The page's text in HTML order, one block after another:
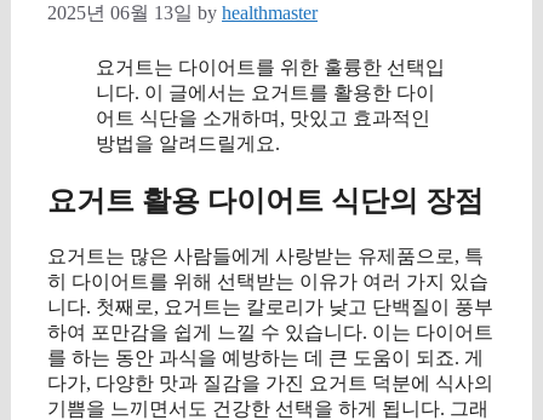
2025년 06월 13일 by healthmaster
요거트는 다이어트를 위한 훌륭한 선택입
니다. 이 글에서는 요거트를 활용한 다이
어트 식단을 소개하며, 맛있고 효과적인
방법을 알려드릴게요.
요거트 활용 다이어트 식단의 장점
요거트는 많은 사람들에게 사랑받는 유제품으로, 특
히 다이어트를 위해 선택받는 이유가 여러 가지 있습
니다. 첫째로, 요거트는 칼로리가 낮고 단백질이 풍부
하여 포만감을 쉽게 느낄 수 있습니다. 이는 다이어트
를 하는 동안 과식을 예방하는 데 큰 도움이 되죠. 게
다가, 다양한 맛과 질감을 가진 요거트 덕분에 식사의
기쁨을 느끼면서도 건강한 선택을 하게 됩니다. 그래